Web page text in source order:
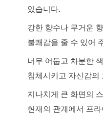
있습니다.
강한 향수나 무거운
불쾌감을 줄 수 있어
너무 어둡고 차분한
침체시키고 자신감의
지나치게 큰 화면의
현재의 관계에서 프